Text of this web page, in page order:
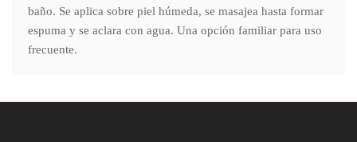
baño. Se aplica sobre piel húmeda, se masajea hasta formar
espuma y se aclara con agua. Una opción familiar para uso
frecuente.